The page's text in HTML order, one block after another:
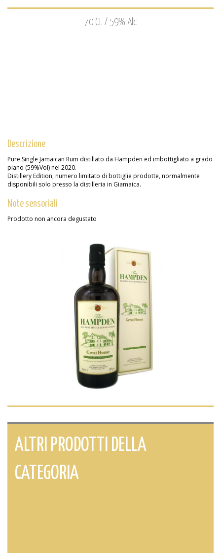
70 CL / 59% Alc
Descrizione
Pure Single Jamaican Rum distillato da Hampden ed imbottigliato a grado
piano (59%Vol) nel 2020.
Distillery Edition, numero limitato di bottiglie prodotte, normalmente
disponibili solo presso la distilleria in Giamaica.
Note sensoriali
Prodotto non ancora degustato
ALTRI PRODOTTI DELLA
CATEGORIA